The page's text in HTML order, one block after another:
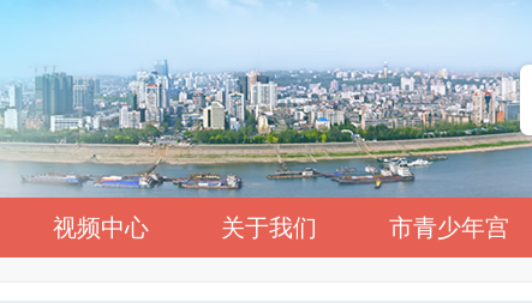
视频中心 关于我们 市青少年宫